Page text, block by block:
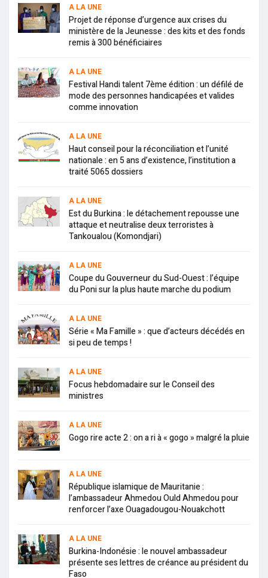
A LA UNE
Projet de réponse d’urgence aux crises du
ministère de la Jeunesse : des kits et des fonds
remis à 300 bénéficiaires
A LA UNE
Festival Handi talent 7ème édition : un défilé de
mode des personnes handicapées et valides
comme innovation
A LA UNE
Haut conseil pour la réconciliation et l’unité
nationale : en 5 ans d’existence, l’institution a
traité 5065 dossiers
A LA UNE
Est du Burkina : le détachement repousse une
attaque et neutralise deux terroristes à
Tankoualou (Komondjari)
A LA UNE
Coupe du Gouverneur du Sud-Ouest : l’équipe
du Poni sur la plus haute marche du podium
A LA UNE
Série « Ma Famille » : que d’acteurs décédés en
si peu de temps !
A LA UNE
Focus hebdomadaire sur le Conseil des
ministres
A LA UNE
Gogo rire acte 2 : on a ri à « gogo » malgré la pluie
A LA UNE
République islamique de Mauritanie :
l’ambassadeur Ahmedou Ould Ahmedou pour
renforcer l’axe Ouagadougou-Nouakchott
A LA UNE
Burkina-Indonésie : le nouvel ambassadeur
présente ses lettres de créance au président du
Faso